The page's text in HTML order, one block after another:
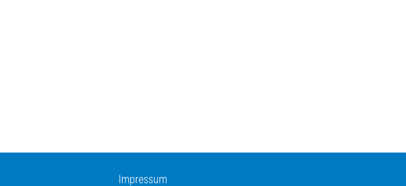
Impressum